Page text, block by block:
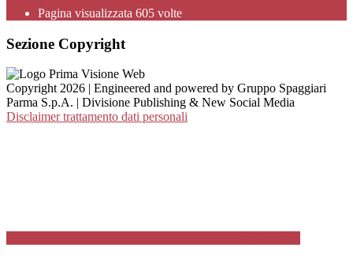
Pagina visualizzata 605 volte
Sezione Copyright
Copyright 2026 | Engineered and powered by Gruppo Spaggiari
Parma S.p.A. | Divisione Publishing & New Social Media
Disclaimer trattamento dati personali